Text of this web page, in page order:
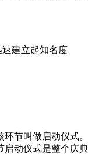
建立起知名度
节叫做启动仪式
动仪式是整个庆